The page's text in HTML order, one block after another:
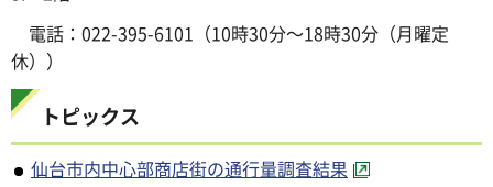
電話：022-395-6101（10時30分〜18時30分（月曜定
休））
トピックス
仙台市内中心部商店街の通行量調査結果